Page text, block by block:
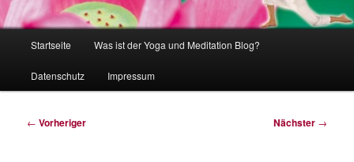
Startseite Was ist der Yoga und Meditation Blog?
Datenschutz Impressum
Beitragsnavigation
← Vorheriger Nächster →